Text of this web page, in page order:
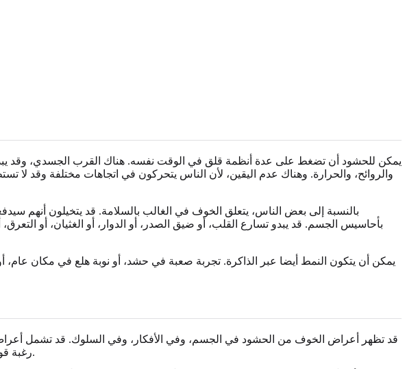
يمكن للحشود أن تضغط على عدة أنظمة قلق في الوقت نفسه. هناك القرب الجسدي، وقد
والروائح، والحرارة. وهناك عدم اليقين، لأن الناس يتحركون في اتجاهات مختلفة وقد
بالنسبة إلى بعض الناس، يتعلق الخوف في الغالب بالسلامة. قد يتخيلون أنهم
بأحاسيس الجسم. قد يبدو تسارع القلب، أو ضيق الصدر، أو الدوار، أو الغثيان، أو
يمكن أن يتكون النمط أيضا عبر الذاكرة. تجربة صعبة في حشد، أو نوبة هلع في مكان
قد تظهر أعراض الخوف من الحشود في الجسم، وفي الأفكار، وفي السلوك. قد تشمل أعراض
رغبة قوية في المغادرة. يمكن أن تكون هذه الأحاسيس مخيفة، خاصة عندما تظهر في مكان تشعر فيه أن الخصوصية محدودة.